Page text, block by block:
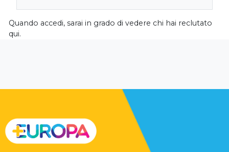
Quando accedi, sarai in grado di vedere chi hai reclutato
qui.